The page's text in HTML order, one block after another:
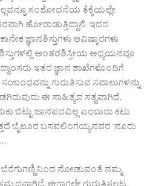
ಸಂಶೋಧನೆಯ ತೆಕ್ಕೆಯಲ್ಲೇ
ಹೋರಾಡುತ್ತಿದ್ದಾನೆ. ಇದರ
ಜ್ಞಾನಶಿಸ್ತುಗಳು ಆವಿಷ್ಕಾರಗಳು
ಅಂತರಶಿಸ್ತೀಯ ಅಧ್ಯಯನವೂ
ಇತರ ಜ್ಞಾನ ಶಾಖೆಗಳೊಂದಿಗೆ
ಗುರುತಿಸುವ ಸವಾಲುಗಳನ್ನು
ಈ ಸಾಹಿತ್ಯದ ಸತ್ವವಾಗಿದೆ.
ಬಿಟ್ಟು ಜಾನಪದವಿಲ್ಲ ಎಂಬುದು ಕಟು
ಬೈಲೂರ ಬಸವಲಿಂಗಯ್ಯನವರ ‘ನೂರು
ಬೆರೆಗುಗಣ್ಣಿನಿಂದ ನೋಡುವಂತೆ ನಮ್ಮ